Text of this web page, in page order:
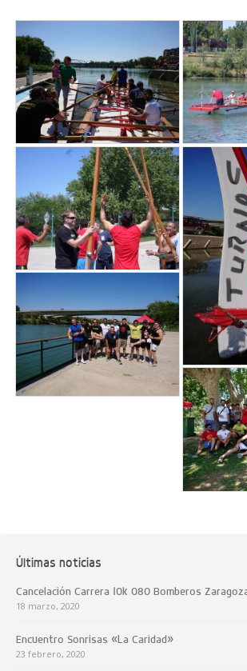
Últimas noticias
Cancelación Carrera 10k 080 Bomberos
18 marzo, 2020
Encuentro Sonrisas «La Caridad»
23 febrero, 2020